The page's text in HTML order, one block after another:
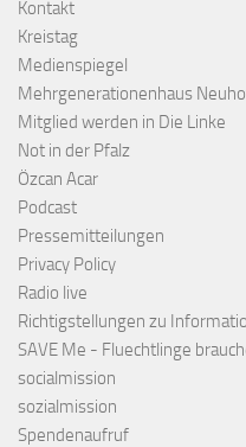
Kontakt
Kreistag
Medienspiegel
Mehrgenerationenhaus
Mitglied werden in Die Linke
Not in der Pfalz
Özcan Acar
Podcast
Pressemitteilungen
Privacy Policy
Radio live
Richtigstellungen zu
SAVE Me - Fluechtlinge
socialmission
sozialmission
Spendenaufruf